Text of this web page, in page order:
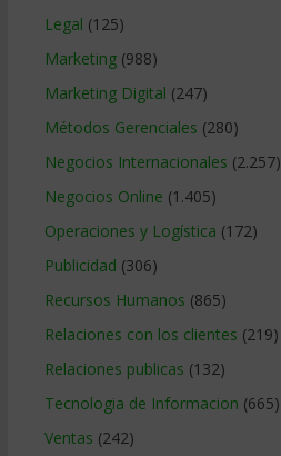
Legal (125)
Marketing(988)
Marketing Digital (247)
Métodos Gerenciales (280)
Negocios Internacionales (2.257)
Negocios Online (1.405)
Operaciones y Logística (172)
Publicidad (306)
Recursos Humanos (865)
Relaciones con los clientes (219)
Relaciones publicas (132)
Tecnologia de Informacion (665)
Ventas (242)